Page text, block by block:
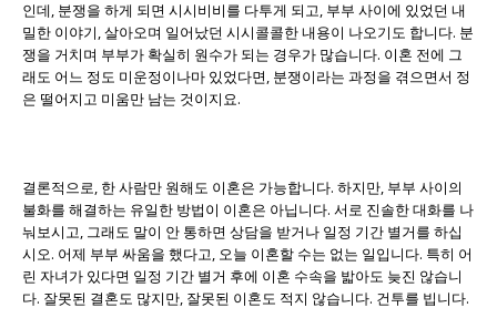
인데, 분쟁을 하게 되면 시시비비를 다투게 되고, 부부 사이에 있었던 내
밀한 이야기, 살아오며 일어났던 시시콜콜한 내용이 나오기도 합니다. 분
쟁을 거치며 부부가 확실히 원수가 되는 경우가 많습니다. 이혼 전에 그
래도 어느 정도 미운정이나마 있었다면, 분쟁이라는 과정을 겪으면서 정
은 떨어지고 미움만 남는 것이지요.
결론적으로, 한 사람만 원해도 이혼은 가능합니다. 하지만, 부부 사이의
불화를 해결하는 유일한 방법이 이혼은 아닙니다. 서로 진솔한 대화를 나
눠보시고, 그래도 말이 안 통하면 상담을 받거나 일정 기간 별거를 하십
시오. 어제 부부 싸움을 했다고, 오늘 이혼할 수는 없는 일입니다. 특히 어
린 자녀가 있다면 일정 기간 별거 후에 이혼 수속을 밟아도 늦진 않습니
다. 잘못된 결혼도 많지만, 잘못된 이혼도 적지 않습니다. 건투를 빕니다.